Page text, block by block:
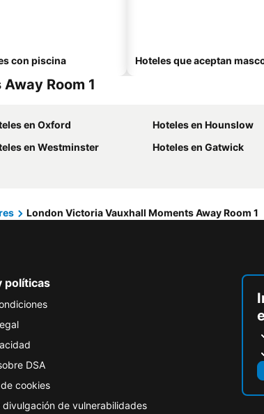
con piscina Hoteles que aceptan
Room 1
en Oxford
Hoteles en Hounslow
en Westminster
Hoteles en Gatwick
London Victoria Vauxhall Moments Away Room 1
políticas
DSA
cookies
divulgación de vulnerabilidades